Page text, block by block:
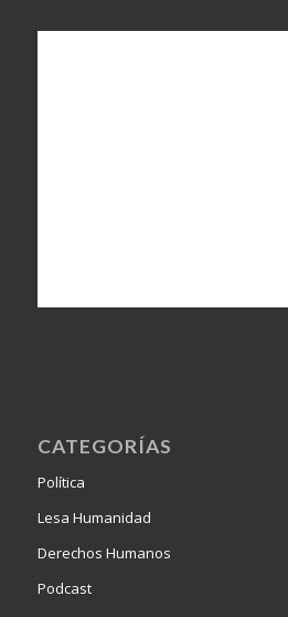
CATEGORÍAS
Política
Lesa Humanidad
Derechos Humanos
Podcast